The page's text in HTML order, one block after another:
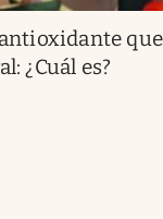
que
¿Cuál es?